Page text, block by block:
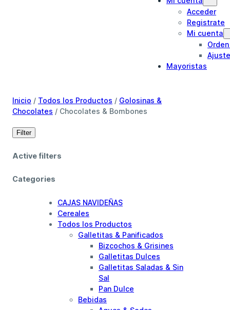
Acceder
Registrate
Mi cuenta
Mayoristas
Inicio / Todos los Productos / Golosinas &
Chocolates / Chocolates & Bombones
Filter
Active filters
Categories
CAJAS NAVIDEÑAS
Cereales
Todos los Productos
Galletitas & Panificados
Bizcochos & Grisines
Galletitas Dulces
Galletitas Saladas & Sin
Sal
Pan Dulce
Bebidas